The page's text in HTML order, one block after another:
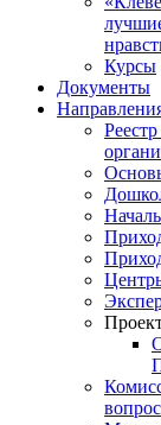
Курсы
Документы